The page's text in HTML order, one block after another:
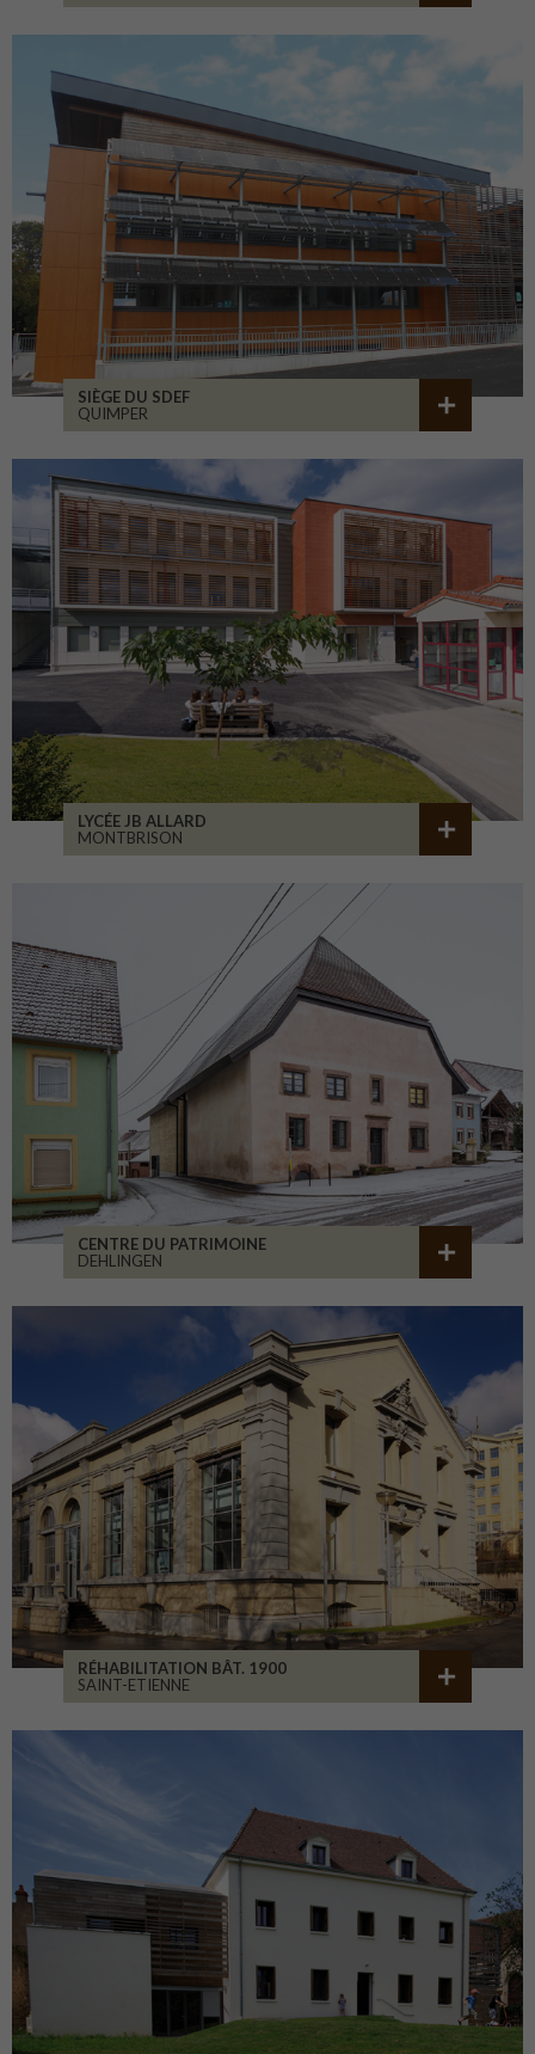
SIÈGE DU SDEF
QUIMPER
LYCÉE JB ALLARD
MONTBRISON
CENTRE DU PATRIMOINE
DEHLINGEN
RÉHABILITATION BÂT. 1900
SAINT-ETIENNE